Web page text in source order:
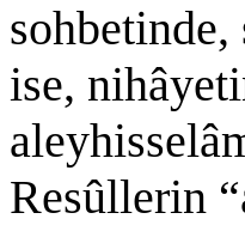
sohbetinde,
ise,
Resûllerin